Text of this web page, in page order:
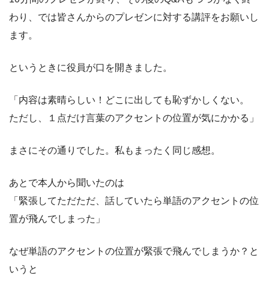
わり、では皆さんからのプレゼンに対する講評をお願いし
ます。
というときに役員が口を開きました。
「内容は素晴らしい！どこに出しても恥ずかしくない。
ただし、１点だけ言葉のアクセントの位置が気にかかる」
まさにその通りでした。私もまったく同じ感想。
あとで本人から聞いたのは
「緊張してただただ、話していたら単語のアクセントの位
置が飛んでしまった」
なぜ単語のアクセントの位置が緊張で飛んでしまうか？と
いうと